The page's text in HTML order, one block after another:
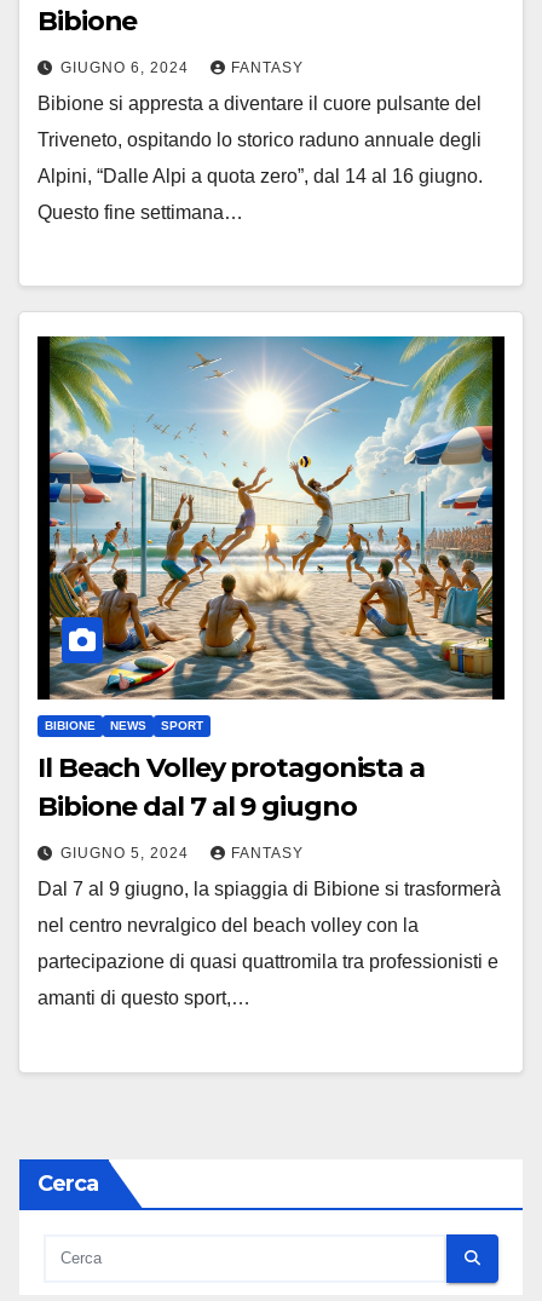
Bibione
GIUGNO 6, 2024 FANTASY
Bibione si appresta a diventare il cuore pulsante del
Triveneto, ospitando lo storico raduno annuale degli
Alpini, “Dalle Alpi a quota zero”, dal 14 al 16 giugno.
Questo fine settimana…
BIBIONE NEWS SPORT
Il Beach Volley protagonista a
Bibione dal 7 al 9 giugno
GIUGNO 5, 2024 FANTASY
Dal 7 al 9 giugno, la spiaggia di Bibione si trasformerà
nel centro nevralgico del beach volley con la
partecipazione di quasi quattromila tra professionisti e
amanti di questo sport,…
Cerca